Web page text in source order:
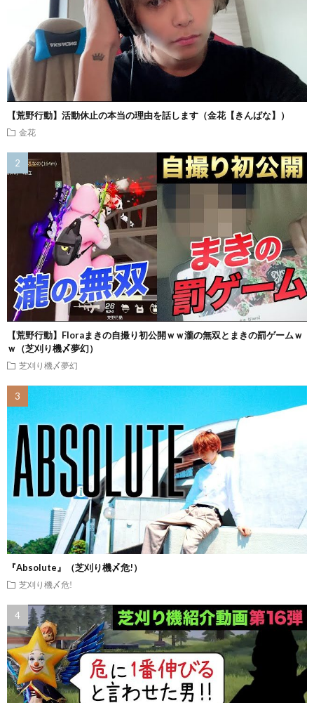
【荒野行動】活動休止の本当の理由を話します（金花【きんばな】）
金花
【荒野行動】Floraまきの自撮り初公開ｗｗ瀧の無双とまきの罰ゲームｗ
ｗ（芝刈り機〆夢幻）
芝刈り機〆夢幻
『Absolute』（芝刈り機〆危!）
芝刈り機〆危!